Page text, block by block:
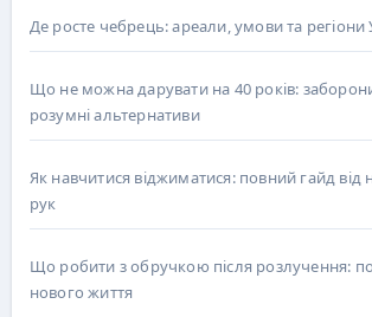
Де росте чебрець: ареали, умови та регіони
Що не можна дарувати на 40 років:
розумні альтернативи
Як навчитися віджиматися: повний гайд від
рук
Що робити з обручкою після розлучення:
нового життя